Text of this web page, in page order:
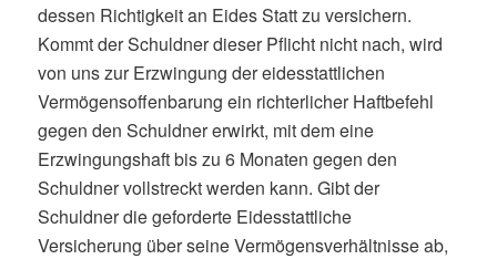
dessen Richtigkeit an Eides Statt zu versichern.
Kommt der Schuldner dieser Pflicht nicht nach, wird
von uns zur Erzwingung der eidesstattlichen
Vermögensoffenbarung ein richterlicher Haftbefehl
gegen den Schuldner erwirkt, mit dem eine
Erzwingungshaft bis zu 6 Monaten gegen den
Schuldner vollstreckt werden kann. Gibt der
Schuldner die geforderte Eidesstattliche
Versicherung über seine Vermögensverhältnisse ab,